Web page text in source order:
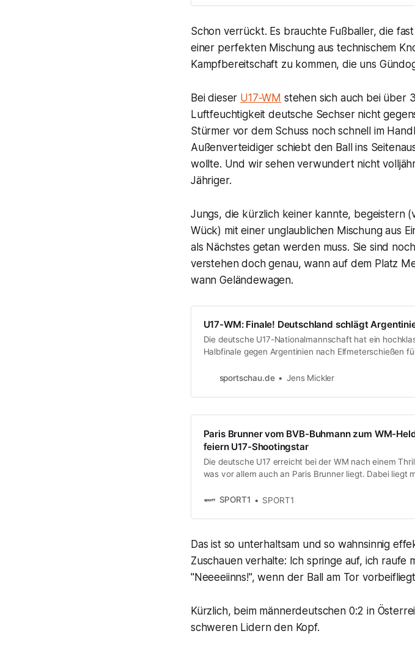
Schon verrückt. Es brauchte Fußballer, die
einer perfekten Mischung aus technischem
Kampfbereitschaft zu kommen, die uns
Bei dieser U17-WM stehen sich auch bei über
Luftfeuchtigkeit deutsche Sechser nicht
Stürmer vor dem Schuss noch schnell im
Außenverteidiger schiebt den Ball ins
wollte. Und wir sehen verwundert nicht
Jähriger.
Jungs, die kürzlich keiner kannte, begeistern
Wück) mit einer unglaublichen Mischung aus
als Nächstes getan werden muss. Sie sind
verstehen doch genau, wann auf dem Platz
wann Geländewagen.
U17-WM: Finale! Deutschland schlägt
Die deutsche U17-Nationalmannschaft hat ein
Halbfinale gegen Argentinien nach Elfmeterschießen
erreicht.
sportschau.de Jens Mickler
Paris Brunner vom BVB-Buhmann zum WM-
feiern U17-Shootingstar
Die deutsche U17 erreicht bei der WM nach einem
was vor allem auch an Paris Brunner liegt. Dabei liegt
SPORT1
SPORT1
Das ist so unterhaltsam und so wahnsinnig
Zuschauen verhalte: Ich springe auf, ich raufe
"Neeeeiinns!", wenn der Ball am Tor
Kürzlich, beim männerdeutschen 0:2 in
schweren Lidern den Kopf.